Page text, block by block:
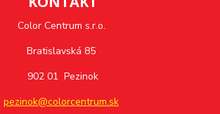
Color Centrum s.r.o.
Bratislavská 85
902 01 Pezinok
pezinok@colorcentrum.sk